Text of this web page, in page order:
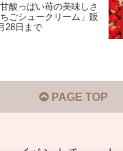
酸っぱい苺の美味しさ
ごシュークリーム」販
28日まで
PAGE TOP